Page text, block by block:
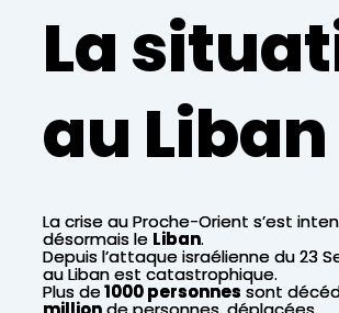
La
au Liban
La crise au Proche-Orient s’est
désormais le Liban.
Depuis l’attaque israélienne du 23
au Liban est catastrophique.
Plus de1000 personnes sont